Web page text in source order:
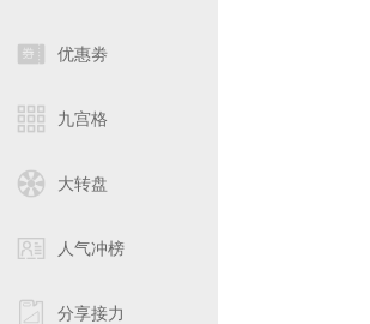
优惠劵
九宫格
大转盘
人气冲榜
分享接力